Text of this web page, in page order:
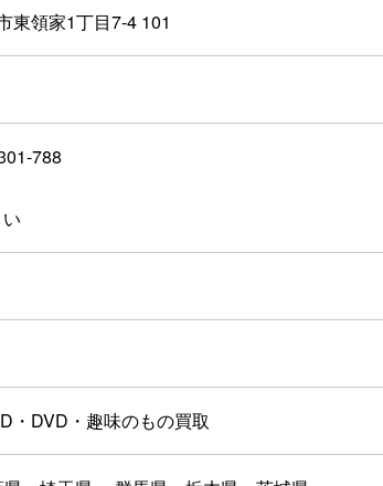
東領家1丁目7-4 101
788
・DVD・趣味のもの買取